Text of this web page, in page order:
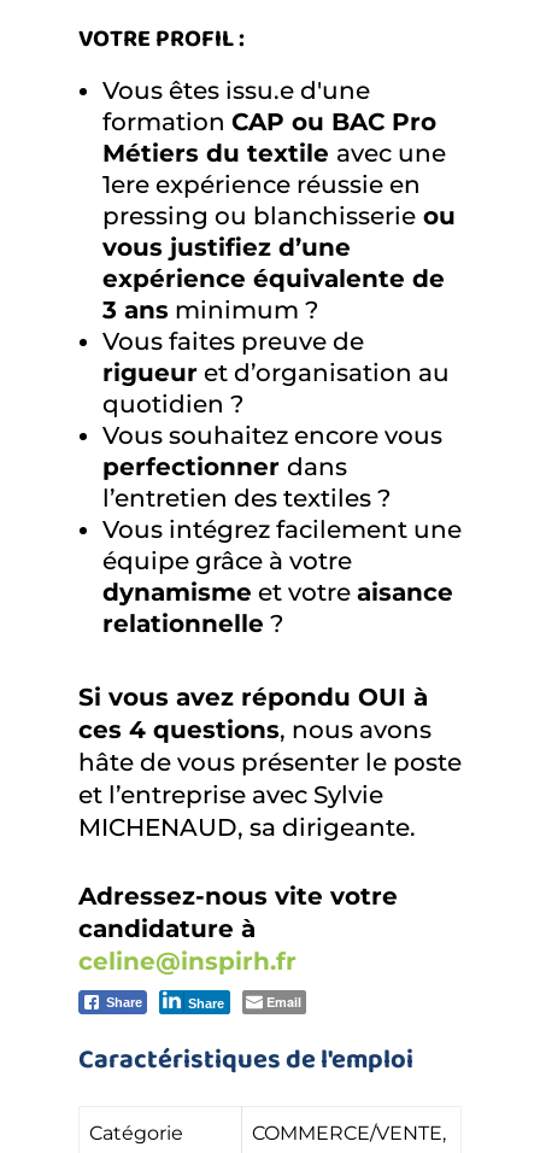
VOTRE PROFIL :
Vous êtes issu.e d'une
formation CAP ou BAC Pro
Métiers du textile avec une
1ere expérience réussie en
pressing ou blanchisserieou
vous justifiez d’une
expérience équivalente de
3 ansminimum ?
Vous faites preuve de
rigueuret d’organisation au
quotidien ?
Vous souhaitez encore vous
perfectionner dans
l’entretien des textiles ?
Vous intégrez facilement une
équipe grâce à votre
dynamisme et votre aisance
relationnelle ?
Si vous avez répondu OUI à
ces 4 questions, nous avons
hâte de vous présenter le poste
et l’entreprise avec Sylvie
MICHENAUD, sa dirigeante.
Adressez-nous vite votre
candidature à
celine@inspirh.fr
Share Share Email
Caractéristiques de l'emploi
Catégorie
COMMERCE/VENTE,